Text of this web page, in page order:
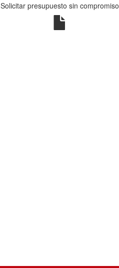
Solicitar presupuesto sin compromiso